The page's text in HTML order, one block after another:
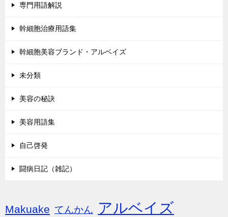
専門用語解説
幹細胞治療用語集
幹細胞美容ブランド・アルベイズ
未分類
美容の秘訣
美容用語集
自己啓発
闘病日記（雑記）
Makuake てんかん アルベイズ